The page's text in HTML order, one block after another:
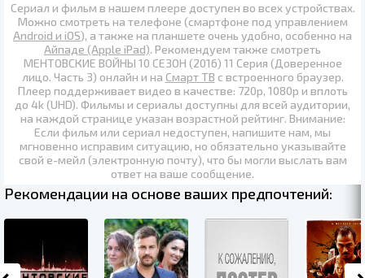
Сериал и фильм в нашем плеере доступен во всех устройствах.
Можно смотреть на телефоне (смартфоне под управлением
Android и iOS), а также на планшете очень удобно, особенно на
Айпаде (Apple iPad). Рекомендуем также смотреть
МЕНТОВСКИЕ ВОЙНЫ 10 СЕЗОН (2016) 11 Серия (Доверенное
лицо. Часть 3) онлайн и на Смарт ТВ с встроенного браузер.
Плеер поддерживает видео в качестве: 720p, 1080p и вплоть
до 4k (UHD). Фильмы и сериалы доступны для всей аудитории,
на каждой странице указан возрастной рейтинг. Внимание:
Если фильм или сериал недоступен, напишите нам, мы
мгновенно исправим ситуацию, но обязательно указывайте
свой е-мейл (электронную почту), что бы могли выслать вам
ответ на ваше сообщение.
Рекомендации на основе ваших предпочтений: